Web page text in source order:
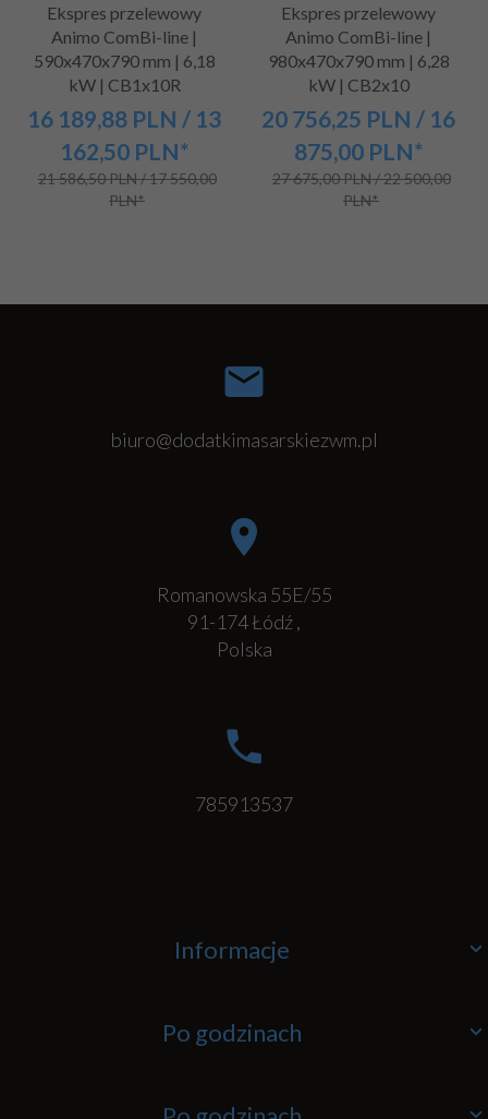
Ekspres przelewowy
Animo ComBi-line |
590x470x790 mm | 6,18
kW | CB1x10R
16 189,88 PLN / 13
162,50 PLN*
21 586,50 PLN / 17 550,00
PLN*
Ekspres przelewowy
Animo ComBi-line |
980x470x790 mm | 6,28
kW | CB2x10
20 756,25 PLN / 16
875,00 PLN*
27 675,00 PLN / 22 500,00
PLN*
biuro@dodatkimasarskiezwm.pl
Romanowska 55E/55
91-174Łódź,
Polska
785913537
Informacje
Po godzinach